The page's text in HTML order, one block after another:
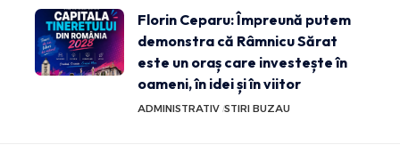
Florin Ceparu: Împreună putem
demonstra că Râmnicu Sărat
este un oraș care investește în
oameni, în idei și în viitor
ADMINISTRATIV STIRI BUZAU